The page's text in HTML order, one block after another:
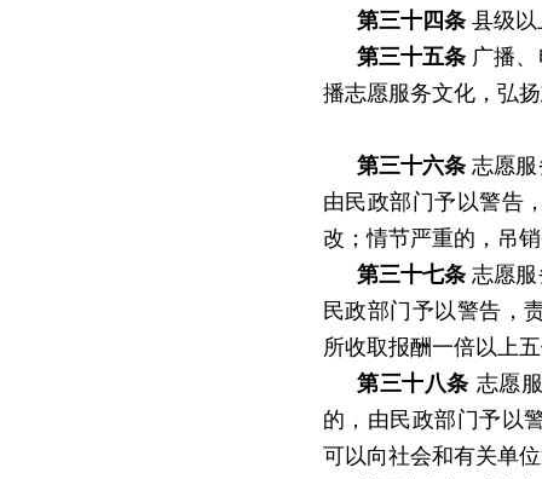
第三十四条 县级
第三十五条 广播
播志愿服务文化，弘
第三十六条 志愿
由民政部门予以警告
改；情节严重的，吊
第三十七条 志愿
民政部门予以警告，
所收取报酬一倍以上
第三十八条 志愿
的，由民政部门予以
可以向社会和有关单